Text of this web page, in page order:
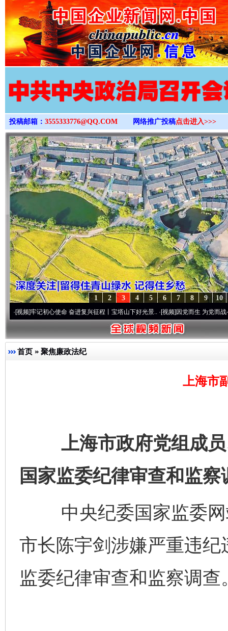
>
投稿邮箱： 3555333776@QQ.COM 网络推广投稿点击进入>>>
10
9
8
7
6
5
4
3
2
1
牢记初心使命 奋进复兴征程丨宝塔山下好光景..·[视频]因党而生 为党而战——百年“
首页 » 聚焦廉政法纪
上海市
上海市政府党组成员
国家监委纪律审查和监察
中央纪委国家监委网
市长陈宇剑涉嫌严重违
监委纪律审查和监察调查